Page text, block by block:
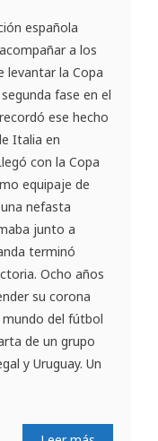
española
a los
levantar la Copa
fase en el
ese hecho
Italia en
con la Copa
equipaje de
nefasta
junto a
terminó
Ocho años
su corona
del fútbol
de un grupo
y Uruguay. Un